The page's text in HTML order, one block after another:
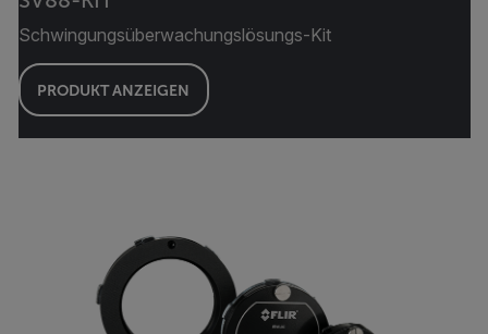
Schwingungsüberwachungslösungs-Kit
PRODUKT ANZEIGEN